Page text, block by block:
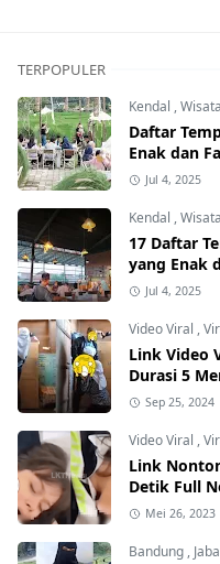
TERPOPULER
Kendal ,Wisata
Daftar
Enak dan
Jul 4, 2025
Kendal ,Wisata
17 Daftar
yang Enak
Jul 4, 2025
Video Viral ,
Link Video
Durasi 5
Internet,
Sep 25, 2024
Video Viral ,
Link
Detik Full
Hati-Hati
Mei 26, 2023
Bandung ,